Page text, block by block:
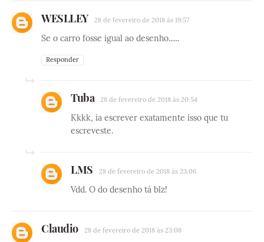
WESLLEY 28 de fevereiro de 2018 às 19:57
Se o carro fosse igual ao desenho......
Responder
Tuba 28 de fevereiro de 2018 às 20:54
Kkkk, ia escrever exatamente isso que tu
escreveste.
LMS 28 de fevereiro de 2018 às 23:06
Vdd. O do desenho tá blz!
Claudio 28 de fevereiro de 2018 às 23:08